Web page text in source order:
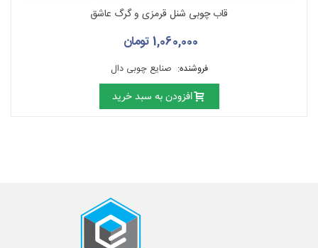
قاب چوبی شنل قرمزی و گرگ عاشق
1,060,000 تومان
فروشنده: صنایع چوبی دال
افزودن به سبد خرید